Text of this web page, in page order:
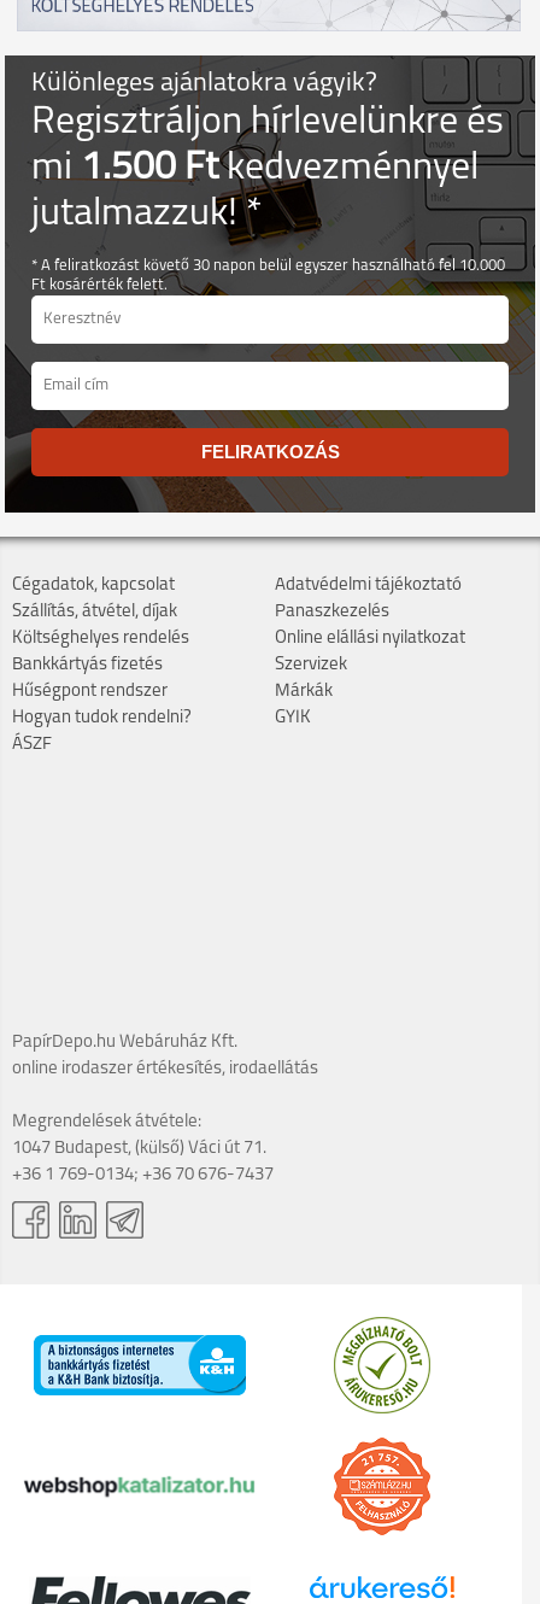
Különleges ajánlatokra vágyik?
Regisztráljon hírlevelünkre és
mi1.500 Ftkedvezménnyel
jutalmazzuk! *
* A feliratkozást követő 30 napon belül egyszer használható fel 10.000
Ft kosárérték felett.
FELIRATKOZÁS
Cégadatok, kapcsolat
Szállítás, átvétel, díjak
Költséghelyes rendelés
Bankkártyás fizetés
Hűségpont rendszer
Hogyan tudok rendelni?
ÁSZF
Adatvédelmi tájékoztató
Panaszkezelés
Online elállási nyilatkozat
Szervizek
Márkák
GYIK
PapírDepo.hu Webáruház Kft.
online irodaszer értékesítés, irodaellátás
Megrendelések átvétele:
1047 Budapest, (külső) Váci út 71.
+36 1 769-0134; +36 70 676-7437